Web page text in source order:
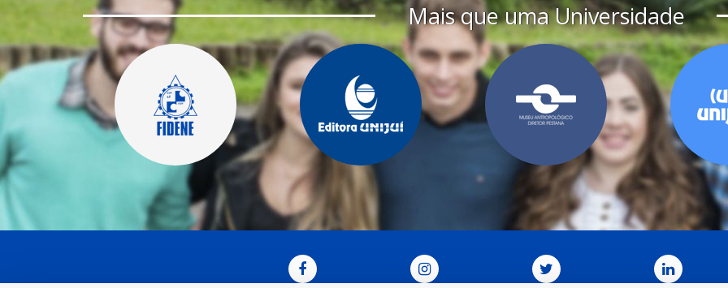
Mais que uma Universidade